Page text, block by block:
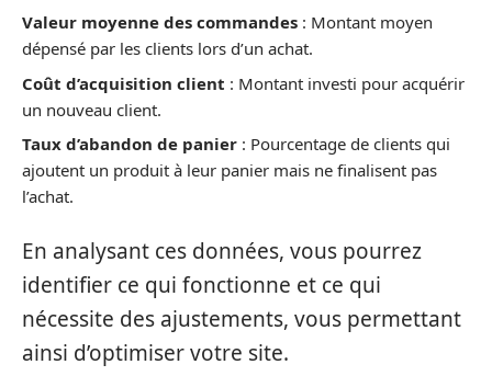
Valeur moyenne des commandes : Montant moyen
dépensé par les clients lors d’un achat.
Coût d’acquisition client : Montant investi pour acquérir
un nouveau client.
Taux d’abandon de panier : Pourcentage de clients qui
ajoutent un produit à leur panier mais ne finalisent pas
l’achat.
En analysant ces données, vous pourrez
identifier ce qui fonctionne et ce qui
nécessite des ajustements, vous permettant
ainsi d’optimiser votre site.